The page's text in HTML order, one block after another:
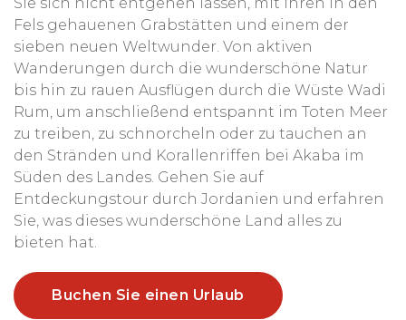
Fels gehauenen Grabstätten und einem der
sieben neuen Weltwunder. Von aktiven
Wanderungen durch die wunderschöne Natur
bis hin zu rauen Ausflügen durch die Wüste Wadi
Rum, um anschließend entspannt im Toten Meer
zu treiben, zu schnorcheln oder zu tauchen an
den Stränden und Korallenriffen bei Akaba im
Süden des Landes. Gehen Sie auf
Entdeckungstour durch Jordanien und erfahren
Sie, was dieses wunderschöne Land alles zu
bieten hat.
Buchen Sie einen Urlaub